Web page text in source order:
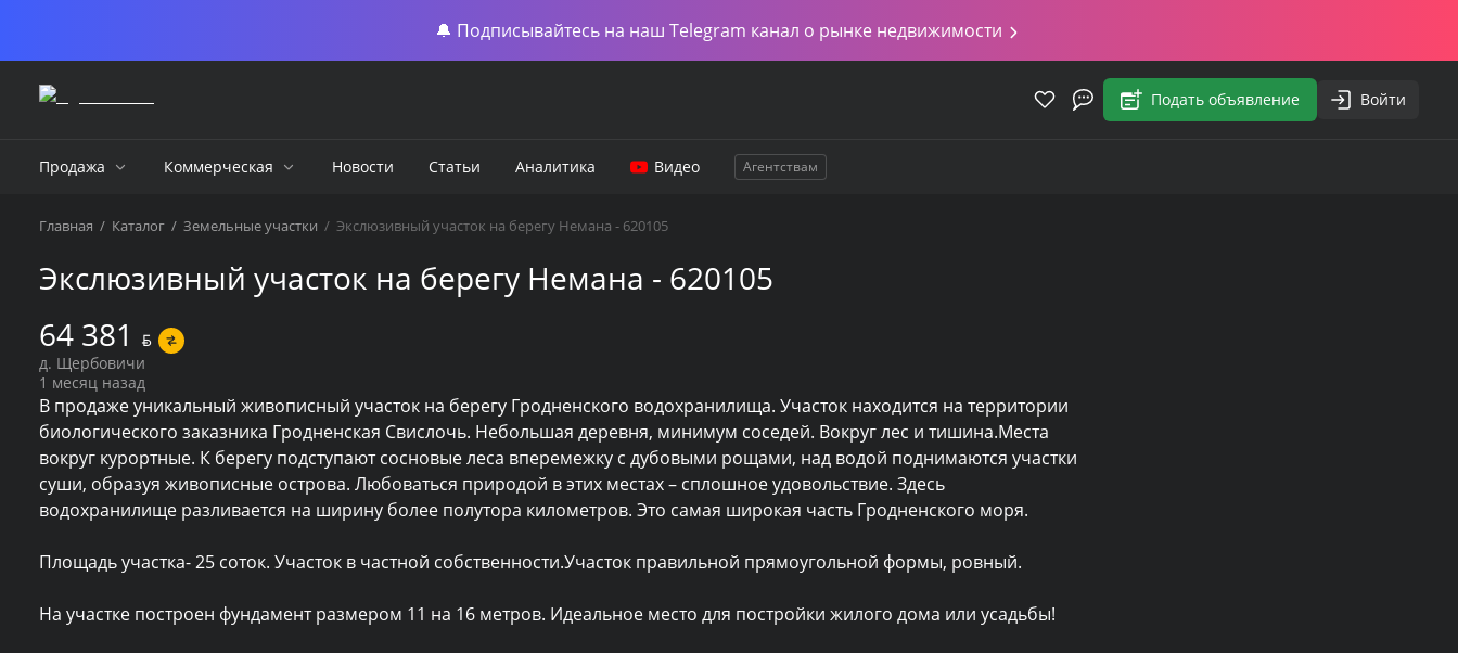
🔔 Подписывайтесь на наш Telegram канал о рынке недвижимости
Подать объявление Войти
Продажа Коммерческая Новости Статьи Аналитика Видео Агентствам
Главная / Каталог / Земельные участки / Экслюзивный участок на берегу Немана - 620105
Экслюзивный участок на берегу Немана - 620105
64 381 BYN
д. Щербовичи
1 месяц назад
В продаже уникальный живописный участок на берегу Гродненского водохранилища. Участок находится на территории
биологического заказника Гродненская Свислочь. Небольшая деревня, минимум соседей. Вокруг лес и тишина.Места
вокруг курортные. К берегу подступают сосновые леса вперемежку с дубовыми рощами, над водой поднимаются участки
суши, образуя живописные острова. Любоваться природой в этих местах – сплошное удовольствие. Здесь
водохранилище разливается на ширину более полутора километров. Это самая широкая часть Гродненского моря.
Площадь участка- 25 соток. Участок в частной собственности.Участок правильной прямоугольной формы, ровный.
На участке построен фундамент размером 11 на 16 метров. Идеальное место для постройки жилого дома или усадьбы!